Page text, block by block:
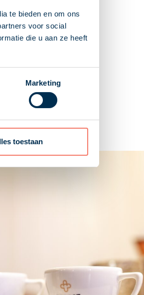
te bieden en om ons
voor social
die u aan ze heeft
Marketing
toestaan